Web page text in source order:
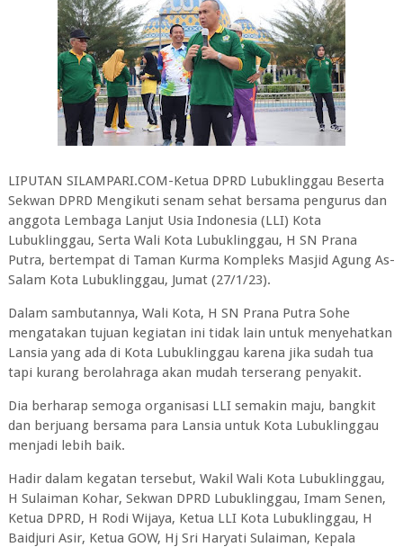
LIPUTAN SILAMPARI.COM-Ketua DPRD Lubuklinggau Beserta
Sekwan DPRD Mengikuti senam sehat bersama pengurus dan
anggota Lembaga Lanjut Usia Indonesia (LLI) Kota
Lubuklinggau, Serta Wali Kota Lubuklinggau, H SN Prana
Putra, bertempat di Taman Kurma Kompleks Masjid Agung As-
Salam Kota Lubuklinggau, Jumat (27/1/23).
Dalam sambutannya, Wali Kota, H SN Prana Putra Sohe
mengatakan tujuan kegiatan ini tidak lain untuk menyehatkan
Lansia yang ada di Kota Lubuklinggau karena jika sudah tua
tapi kurang berolahraga akan mudah terserang penyakit.
Dia berharap semoga organisasi LLI semakin maju, bangkit
dan berjuang bersama para Lansia untuk Kota Lubuklinggau
menjadi lebih baik.
Hadir dalam kegatan tersebut, Wakil Wali Kota Lubuklinggau,
H Sulaiman Kohar, Sekwan DPRD Lubuklinggau, Imam Senen,
Ketua DPRD, H Rodi Wijaya, Ketua LLI Kota Lubuklinggau, H
Baidjuri Asir, Ketua GOW, Hj Sri Haryati Sulaiman, Kepala